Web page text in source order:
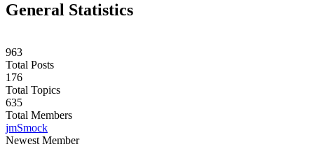
General Statistics
963
Total Posts
176
Total Topics
635
Total Members
jmSmock
Newest Member